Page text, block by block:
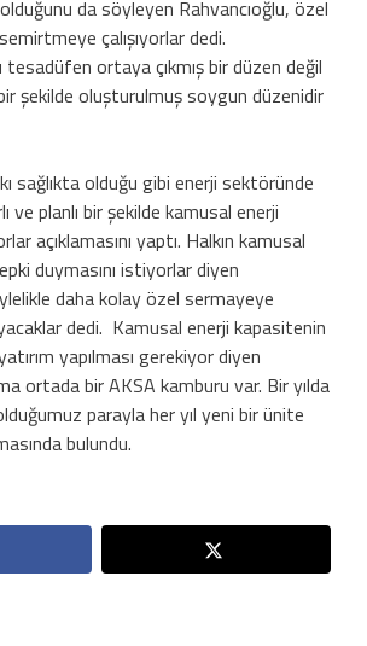
da söyleyen Rahvancıoğlu, özel
çalışıyorlar dedi.
tesadüfen ortaya çıkmış bir düzen değil
şekilde oluşturulmuş soygun düzenidir
sağlıkta olduğu gibi enerji sektöründe
ve planlı bir şekilde kamusal enerji
açıklamasını yaptı. Halkın kamusal
duymasını istiyorlar diyen
daha kolay özel sermayeye
dedi. Kamusal enerji kapasitenin
yapılması gerekiyor diyen
ortada bir AKSA kamburu var. Bir yılda
parayla her yıl yeni bir ünite
bulundu.